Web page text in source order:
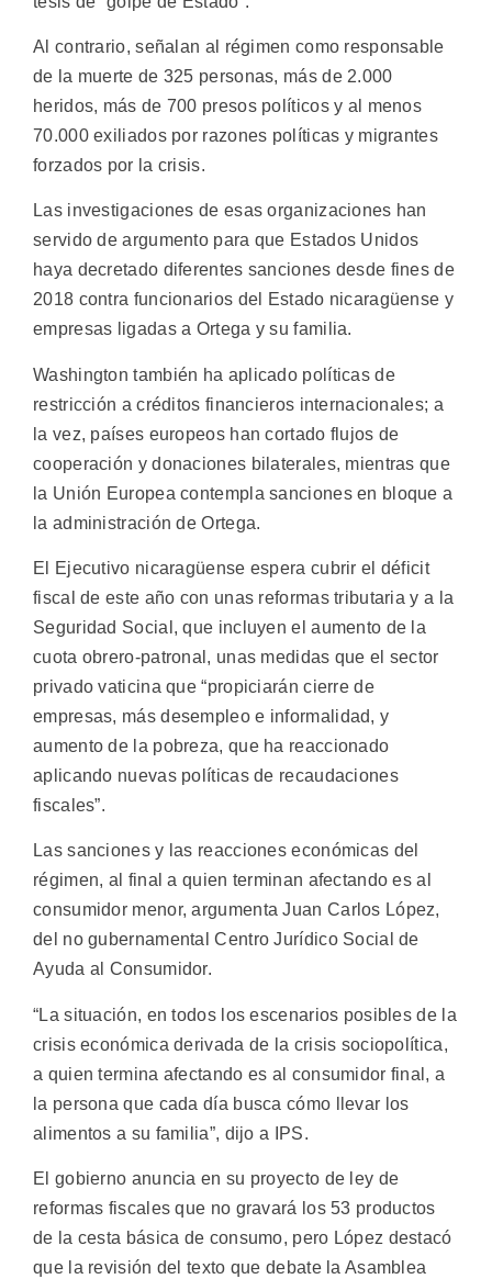
Al contrario, señalan al régimen como responsable
de la muerte de 325 personas, más de 2.000
heridos, más de 700 presos políticos y al menos
70.000 exiliados por razones políticas y migrantes
forzados por la crisis.
Las investigaciones de esas organizaciones han
servido de argumento para que Estados Unidos
haya decretado diferentes sanciones desde fines de
2018 contra funcionarios del Estado nicaragüense y
empresas ligadas a Ortega y su familia.
Washington también ha aplicado políticas de
restricción a créditos financieros internacionales; a
la vez, países europeos han cortado flujos de
cooperación y donaciones bilaterales, mientras que
la Unión Europea contempla sanciones en bloque a
la administración de Ortega.
El Ejecutivo nicaragüense espera cubrir el déficit
fiscal de este año con unas reformas tributaria y a la
Seguridad Social, que incluyen el aumento de la
cuota obrero-patronal, unas medidas que el sector
privado vaticina que “propiciarán cierre de
empresas, más desempleo e informalidad, y
aumento de la pobreza, que ha reaccionado
aplicando nuevas políticas de recaudaciones
fiscales”.
Las sanciones y las reacciones económicas del
régimen, al final a quien terminan afectando es al
consumidor menor, argumenta Juan Carlos López,
del no gubernamental Centro Jurídico Social de
Ayuda al Consumidor.
“La situación, en todos los escenarios posibles de la
crisis económica derivada de la crisis sociopolítica,
a quien termina afectando es al consumidor final, a
la persona que cada día busca cómo llevar los
alimentos a su familia”, dijo a IPS.
El gobierno anuncia en su proyecto de ley de
reformas fiscales que no gravará los 53 productos
de la cesta básica de consumo, pero López destacó
que la revisión del texto que debate la Asamblea